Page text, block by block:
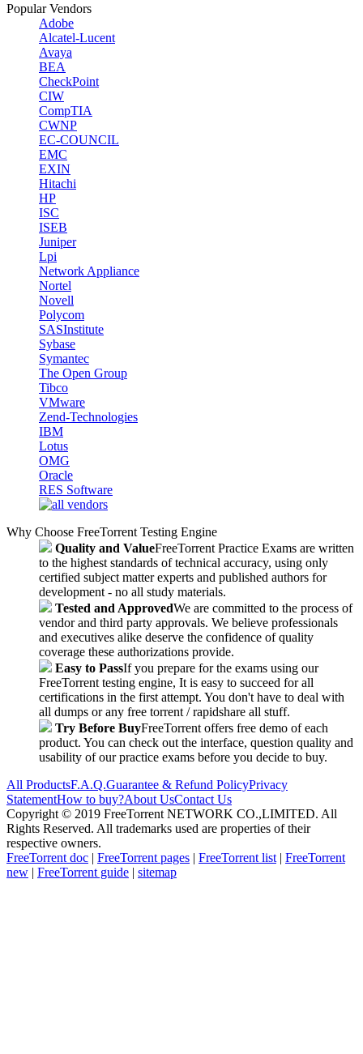
Popular Vendors
Adobe
Alcatel-Lucent
Avaya
BEA
CheckPoint
CIW
CompTIA
CWNP
EC-COUNCIL
EMC
EXIN
Hitachi
HP
ISC
ISEB
Juniper
Lpi
Network Appliance
Nortel
Novell
Polycom
SASInstitute
Sybase
Symantec
The Open Group
Tibco
VMware
Zend-Technologies
IBM
Lotus
OMG
Oracle
RES Software
Why Choose FreeTorrent Testing Engine
Quality and ValueFreeTorrent Practice Exams are written
to the highest standards of technical accuracy, using only
certified subject matter experts and published authors for
development - no all study materials.
Tested and ApprovedWe are committed to the process of
vendor and third party approvals. We believe professionals
and executives alike deserve the confidence of quality
coverage these authorizations provide.
Easy to PassIf you prepare for the exams using our
FreeTorrent testing engine, It is easy to succeed for all
certifications in the first attempt. You don't have to deal with
all dumps or any free torrent / rapidshare all stuff.
Try Before BuyFreeTorrent offers free demo of each
product. You can check out the interface, question quality and
usability of our practice exams before you decide to buy.
All ProductsF.A.Q.Guarantee & Refund PolicyPrivacy
StatementHow to buy?About UsContact Us
Copyright © 2019 FreeTorrent NETWORK CO.,LIMITED. All
Rights Reserved. All trademarks used are properties of their
respective owners.
FreeTorrent doc | FreeTorrent pages | FreeTorrent list | FreeTorrent
new | FreeTorrent guide | sitemap